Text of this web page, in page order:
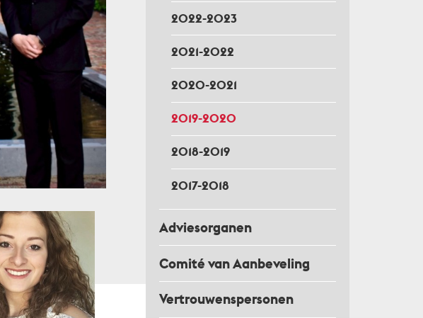
2022-2023
2021-2022
2020-2021
2019-2020
2018-2019
2017-2018
Adviesorganen
Comité van Aanbeveling
Vertrouwenspersonen